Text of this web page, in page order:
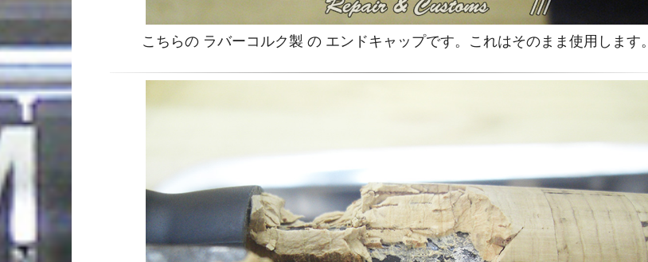
こちらの ラバーコルク製 の エンドキャップです。これはそのまま使用します。